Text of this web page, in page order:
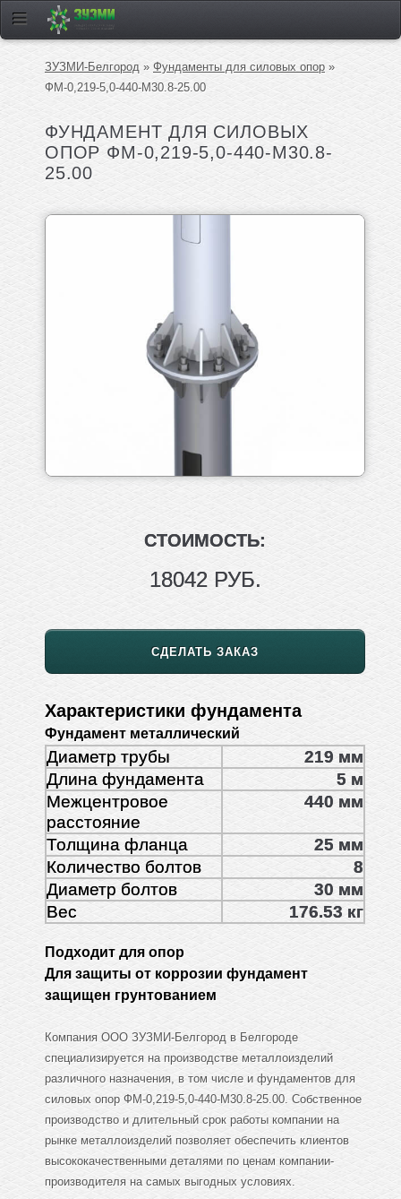
ЗУЗМИ-Белгород » Фундаменты для силовых опор »
ФМ-0,219-5,0-440-М30.8-25.00
ФУНДАМЕНТ ДЛЯ СИЛОВЫХ
ОПОР ФМ-0,219-5,0-440-М30.8-
25.00
СТОИМОСТЬ:
18042 РУБ.
СДЕЛАТЬ ЗАКАЗ
Характеристики фундамента
Фундамент металлический
Диаметр трубы
219 мм
Длина фундамента
5 м
Межцентровое
расстояние
440 мм
Толщина фланца
25 мм
Количество болтов
8
Диаметр болтов
30 мм
Вес
176.53 кг
Подходит для опор
Для защиты от коррозии фундамент
защищен грунтованием
Компания ООО ЗУЗМИ-Белгород в Белгороде
специализируется на производстве металлоизделий
различного назначения, в том числе и фундаментов для
силовых опор ФМ-0,219-5,0-440-М30.8-25.00. Собственное
производство и длительный срок работы компании на
рынке металлоизделий позволяет обеспечить клиентов
высококачественными деталями по ценам компании-
производителя на самых выгодных условиях.